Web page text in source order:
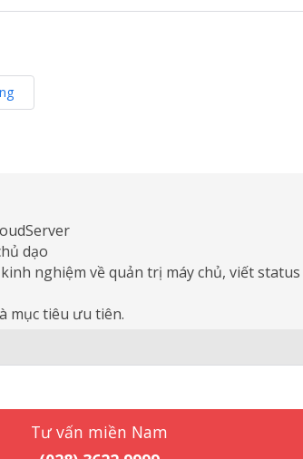
dạo
nghiệm về quản trị máy chủ, viết status
mục tiêu ưu tiên.
Tư vấn miền Nam